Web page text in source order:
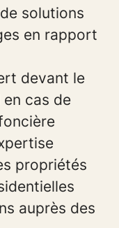
solutions
en rapport
devant le
cas de
propriétés
auprès des